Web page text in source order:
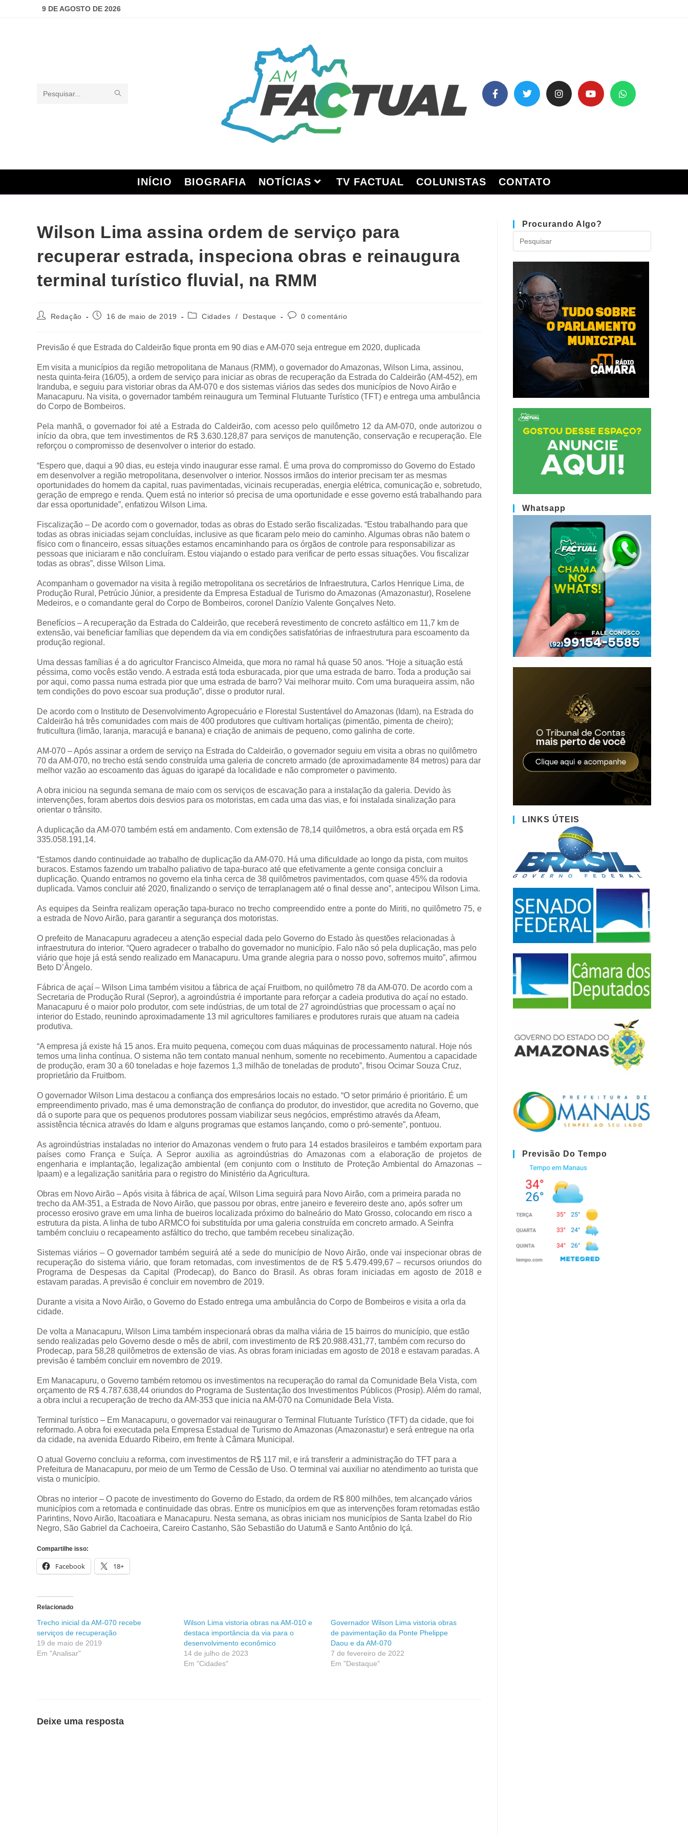
9 DE AGOSTO DE 2026
Pesquisar
INÍCIO BIOGRAFIA NOTÍCIAS TV FACTUAL COLUNISTAS CONTATO
Wilson Lima assina ordem de serviço para
recuperar estrada, inspeciona obras e reinaugura
terminal turístico fluvial, na RMM
Redação 16 de maio de 2019 Cidades / Destaque 0 comentário
Previsão é que Estrada do Caldeirão fique pronta em 90 dias e AM-070 seja entregue em 2020, duplicada
Em visita a municípios da região metropolitana de Manaus (RMM), o governador do Amazonas, Wilson Lima, assinou,
nesta quinta-feira (16/05), a ordem de serviço para iniciar as obras de recuperação da Estrada do Caldeirão (AM-452), em
Iranduba, e seguiu para vistoriar obras da AM-070 e dos sistemas viários das sedes dos municípios de Novo Airão e
Manacapuru. Na visita, o governador também reinaugura um Terminal Flutuante Turístico (TFT) e entrega uma ambulância
do Corpo de Bombeiros.
Pela manhã, o governador foi até a Estrada do Caldeirão, com acesso pelo quilômetro 12 da AM-070, onde autorizou o
início da obra, que tem investimentos de R$ 3.630.128,87 para serviços de manutenção, conservação e recuperação. Ele
reforçou o compromisso de desenvolver o interior do estado.
“Espero que, daqui a 90 dias, eu esteja vindo inaugurar esse ramal. É uma prova do compromisso do Governo do Estado
em desenvolver a região metropolitana, desenvolver o interior. Nossos irmãos do interior precisam ter as mesmas
oportunidades do homem da capital, ruas pavimentadas, vicinais recuperadas, energia elétrica, comunicação e, sobretudo,
geração de emprego e renda. Quem está no interior só precisa de uma oportunidade e esse governo está trabalhando para
dar essa oportunidade”, enfatizou Wilson Lima.
Fiscalização – De acordo com o governador, todas as obras do Estado serão fiscalizadas. “Estou trabalhando para que
todas as obras iniciadas sejam concluídas, inclusive as que ficaram pelo meio do caminho. Algumas obras não batem o
físico com o financeiro, essas situações estamos encaminhando para os órgãos de controle para responsabilizar as
pessoas que iniciaram e não concluíram. Estou viajando o estado para verificar de perto essas situações. Vou fiscalizar
todas as obras”, disse Wilson Lima.
Acompanham o governador na visita à região metropolitana os secretários de Infraestrutura, Carlos Henrique Lima, de
Produção Rural, Petrúcio Júnior, a presidente da Empresa Estadual de Turismo do Amazonas (Amazonastur), Roselene
Medeiros, e o comandante geral do Corpo de Bombeiros, coronel Danízio Valente Gonçalves Neto.
Benefícios – A recuperação da Estrada do Caldeirão, que receberá revestimento de concreto asfáltico em 11,7 km de
extensão, vai beneficiar famílias que dependem da via em condições satisfatórias de infraestrutura para escoamento da
produção regional.
Uma dessas famílias é a do agricultor Francisco Almeida, que mora no ramal há quase 50 anos. “Hoje a situação está
péssima, como vocês estão vendo. A estrada está toda esburacada, pior que uma estrada de barro. Toda a produção sai
por aqui, como passa numa estrada pior que uma estrada de barro? Vai melhorar muito. Com uma buraqueira assim, não
tem condições do povo escoar sua produção”, disse o produtor rural.
De acordo com o Instituto de Desenvolvimento Agropecuário e Florestal Sustentável do Amazonas (Idam), na Estrada do
Caldeirão há três comunidades com mais de 400 produtores que cultivam hortaliças (pimentão, pimenta de cheiro);
fruticultura (limão, laranja, maracujá e banana) e criação de animais de pequeno, como galinha de corte.
AM-070 – Após assinar a ordem de serviço na Estrada do Caldeirão, o governador seguiu em visita a obras no quilômetro
70 da AM-070, no trecho está sendo construída uma galeria de concreto armado (de aproximadamente 84 metros) para dar
melhor vazão ao escoamento das águas do igarapé da localidade e não comprometer o pavimento.
A obra iniciou na segunda semana de maio com os serviços de escavação para a instalação da galeria. Devido às
intervenções, foram abertos dois desvios para os motoristas, em cada uma das vias, e foi instalada sinalização para
orientar o trânsito.
A duplicação da AM-070 também está em andamento. Com extensão de 78,14 quilômetros, a obra está orçada em R$
335.058.191,14.
“Estamos dando continuidade ao trabalho de duplicação da AM-070. Há uma dificuldade ao longo da pista, com muitos
buracos. Estamos fazendo um trabalho paliativo de tapa-buraco até que efetivamente a gente consiga concluir a
duplicação. Quando entramos no governo ela tinha cerca de 38 quilômetros pavimentados, com quase 45% da rodovia
duplicada. Vamos concluir até 2020, finalizando o serviço de terraplanagem até o final desse ano”, antecipou Wilson Lima.
As equipes da Seinfra realizam operação tapa-buraco no trecho compreendido entre a ponte do Miriti, no quilômetro 75, e
a estrada de Novo Airão, para garantir a segurança dos motoristas.
O prefeito de Manacapuru agradeceu a atenção especial dada pelo Governo do Estado às questões relacionadas à
infraestrutura do interior. “Quero agradecer o trabalho do governador no município. Falo não só pela duplicação, mas pelo
viário que hoje já está sendo realizado em Manacapuru. Uma grande alegria para o nosso povo, sofremos muito”, afirmou
Beto D’Ângelo.
Fábrica de açaí – Wilson Lima também visitou a fábrica de açaí Fruitbom, no quilômetro 78 da AM-070. De acordo com a
Secretaria de Produção Rural (Sepror), a agroindústria é importante para reforçar a cadeia produtiva do açaí no estado.
Manacapuru é o maior polo produtor, com sete indústrias, de um total de 27 agroindústrias que processam o açaí no
interior do Estado, reunindo aproximadamente 13 mil agricultores familiares e produtores rurais que atuam na cadeia
produtiva.
“A empresa já existe há 15 anos. Era muito pequena, começou com duas máquinas de processamento natural. Hoje nós
temos uma linha contínua. O sistema não tem contato manual nenhum, somente no recebimento. Aumentou a capacidade
de produção, eram 30 a 60 toneladas e hoje fazemos 1,3 milhão de toneladas de produto”, frisou Ocimar Souza Cruz,
proprietário da Fruitbom.
O governador Wilson Lima destacou a confiança dos empresários locais no estado. “O setor primário é prioritário. É um
empreendimento privado, mas é uma demonstração de confiança do produtor, do investidor, que acredita no Governo, que
dá o suporte para que os pequenos produtores possam viabilizar seus negócios, empréstimo através da Afeam,
assistência técnica através do Idam e alguns programas que estamos lançando, como o pró-semente”, pontuou.
As agroindústrias instaladas no interior do Amazonas vendem o fruto para 14 estados brasileiros e também exportam para
países como França e Suíça. A Sepror auxilia as agroindústrias do Amazonas com a elaboração de projetos de
engenharia e implantação, legalização ambiental (em conjunto com o Instituto de Proteção Ambiental do Amazonas –
Ipaam) e a legalização sanitária para o registro do Ministério da Agricultura.
Obras em Novo Airão – Após visita à fábrica de açaí, Wilson Lima seguirá para Novo Airão, com a primeira parada no
trecho da AM-351, a Estrada de Novo Airão, que passou por obras, entre janeiro e fevereiro deste ano, após sofrer um
processo erosivo grave em uma linha de bueiros localizada próximo do balneário do Mato Grosso, colocando em risco a
estrutura da pista. A linha de tubo ARMCO foi substituída por uma galeria construída em concreto armado. A Seinfra
também concluiu o recapeamento asfáltico do trecho, que também recebeu sinalização.
Sistemas viários – O governador também seguirá até a sede do município de Novo Airão, onde vai inspecionar obras de
recuperação do sistema viário, que foram retomadas, com investimentos de de R$ 5.479.499,67 – recursos oriundos do
Programa de Despesas da Capital (Prodecap), do Banco do Brasil. As obras foram iniciadas em agosto de 2018 e
estavam paradas. A previsão é concluir em novembro de 2019.
Durante a visita a Novo Airão, o Governo do Estado entrega uma ambulância do Corpo de Bombeiros e visita a orla da
cidade.
De volta a Manacapuru, Wilson Lima também inspecionará obras da malha viária de 15 bairros do município, que estão
sendo realizadas pelo Governo desde o mês de abril, com investimento de R$ 20.988.431,77, também com recurso do
Prodecap, para 58,28 quilômetros de extensão de vias. As obras foram iniciadas em agosto de 2018 e estavam paradas. A
previsão é também concluir em novembro de 2019.
Em Manacapuru, o Governo também retomou os investimentos na recuperação do ramal da Comunidade Bela Vista, com
orçamento de R$ 4.787.638,44 oriundos do Programa de Sustentação dos Investimentos Públicos (Prosip). Além do ramal,
a obra inclui a recuperação de trecho da AM-353 que inicia na AM-070 na Comunidade Bela Vista.
Terminal turístico – Em Manacapuru, o governador vai reinaugurar o Terminal Flutuante Turístico (TFT) da cidade, que foi
reformado. A obra foi executada pela Empresa Estadual de Turismo do Amazonas (Amazonastur) e será entregue na orla
da cidade, na avenida Eduardo Ribeiro, em frente à Câmara Municipal.
O atual Governo concluiu a reforma, com investimentos de R$ 117 mil, e irá transferir a administração do TFT para a
Prefeitura de Manacapuru, por meio de um Termo de Cessão de Uso. O terminal vai auxiliar no atendimento ao turista que
vista o município.
Obras no interior – O pacote de investimento do Governo do Estado, da ordem de R$ 800 milhões, tem alcançado vários
municípios com a retomada e continuidade das obras. Entre os municípios em que as intervenções foram retomadas estão
Parintins, Novo Airão, Itacoatiara e Manacapuru. Nesta semana, as obras iniciam nos municípios de Santa Izabel do Rio
Negro, São Gabriel da Cachoeira, Careiro Castanho, São Sebastião do Uatumã e Santo Antônio do Içá.
Compartilhe isso:
Facebook 18+
Relacionado
Trecho inicial da AM-070 recebe
serviços de recuperação
19 de maio de 2019
Em "Analisar"
Wilson Lima vistoria obras na AM-010 e
destaca importância da via para o
desenvolvimento econômico
14 de julho de 2023
Em "Cidades"
Governador Wilson Lima vistoria obras
de pavimentação da Ponte Phelippe
Daou e da AM-070
7 de fevereiro de 2022
Em "Destaque"
Deixe uma resposta
Procurando Algo?
Whatsapp
LINKS ÚTEIS
Previsão Do Tempo